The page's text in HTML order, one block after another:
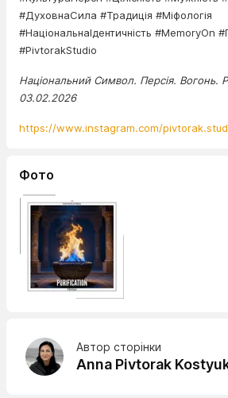
#ДуховнаСила #Традиція #Міфологія
#НаціональнаІдентичність #MemoryOn
#PivtorakStudio
Національний Символ. Персія. Вогонь.
03.02.2026
https://www.instagram.com/
Фото
Автор сторінки
Anna Pivtorak